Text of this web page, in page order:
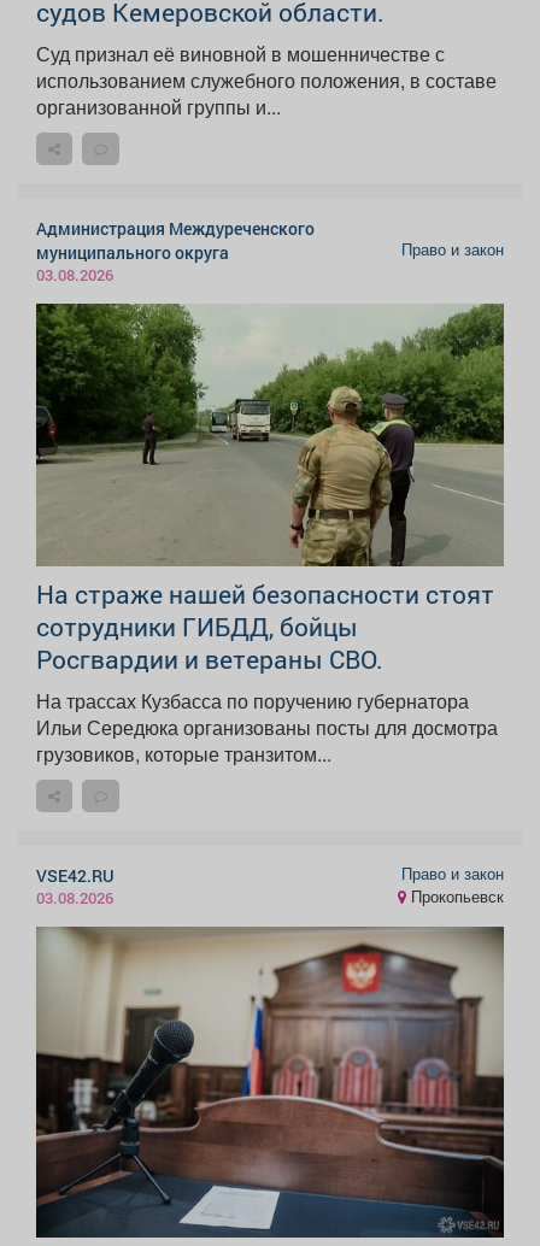
судов Кемеровской области.
Суд признал её виновной в мошенничестве с
использованием служебного положения, в составе
организованной группы и...
Администрация Междуреченского
муниципального округа
03.08.2026
Право и закон
На страже нашей безопасности стоят
сотрудники ГИБДД, бойцы
Росгвардии и ветераны СВО.
На трассах Кузбасса по поручению губернатора
Ильи Середюка организованы посты для досмотра
грузовиков, которые транзитом...
VSE42.RU
03.08.2026
Право и закон
Прокопьевск